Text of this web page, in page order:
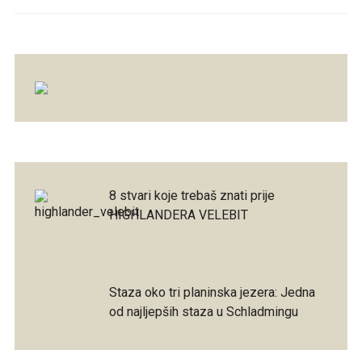
8 stvari koje trebaš znati prije
HIGHLANDERA VELEBIT
Staza oko tri planinska jezera: Jedna
od najljepših staza u Schladmingu